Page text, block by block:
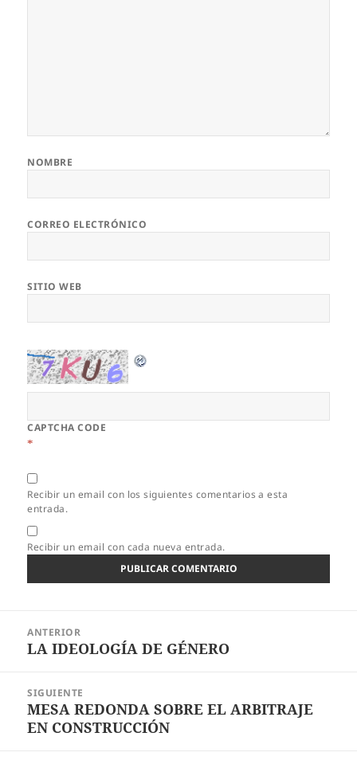
NOMBRE
CORREO ELECTRÓNICO
SITIO WEB
CAPTCHA CODE
*
Recibir un email con los siguientes comentarios a esta
entrada.
Recibir un email con cada nueva entrada.
entradas
ANTERIOR
Entrada
LA IDEOLOGÍA DE GÉNERO
SIGUIENTE
Entrada
siguiente:
MESA REDONDA SOBRE EL ARBITRAJE
EN CONSTRUCCIÓN